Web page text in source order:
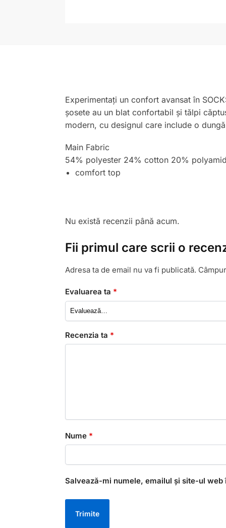
Experimentați un confort avansat în
șosete au un blat confortabil și tălpi
modern, cu designul care include o
Main Fabric
54% polyester 24% cotton 20%
comfort top
Nu există recenzii până acum.
Fii primul care scrii o
Adresa ta de email nu va fi publicată.
Evaluarea ta *
Recenzia ta *
Nume *
Salvează-mi numele, emailul și site-ul